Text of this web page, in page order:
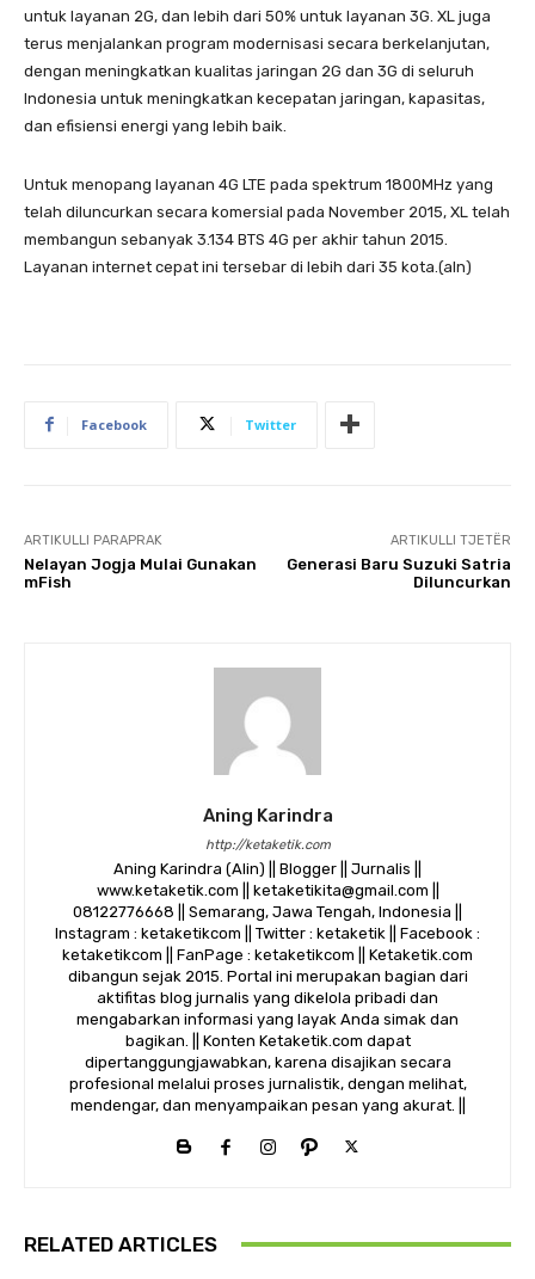
untuk layanan 2G, dan lebih dari 50% untuk layanan 3G. XL juga
terus menjalankan program modernisasi secara berkelanjutan,
dengan meningkatkan kualitas jaringan 2G dan 3G di seluruh
Indonesia untuk meningkatkan kecepatan jaringan, kapasitas,
dan efisiensi energi yang lebih baik.
Untuk menopang layanan 4G LTE pada spektrum 1800MHz yang
telah diluncurkan secara komersial pada November 2015, XL telah
membangun sebanyak 3.134 BTS 4G per akhir tahun 2015.
Layanan internet cepat ini tersebar di lebih dari 35 kota.(aln)
Facebook Twitter
ARTIKULLI PARAPRAK
Nelayan Jogja Mulai Gunakan
mFish
ARTIKULLI TJETËR
Generasi Baru Suzuki Satria
Diluncurkan
Aning Karindra
http://ketaketik.com
Aning Karindra (Alin) || Blogger || Jurnalis ||
www.ketaketik.com || ketaketikita@gmail.com ||
08122776668 || Semarang, Jawa Tengah, Indonesia ||
Instagram : ketaketikcom || Twitter : ketaketik || Facebook :
ketaketikcom || FanPage : ketaketikcom || Ketaketik.com
dibangun sejak 2015. Portal ini merupakan bagian dari
aktifitas blog jurnalis yang dikelola pribadi dan
mengabarkan informasi yang layak Anda simak dan
bagikan. || Konten Ketaketik.com dapat
dipertanggungjawabkan, karena disajikan secara
profesional melalui proses jurnalistik, dengan melihat,
mendengar, dan menyampaikan pesan yang akurat. ||
RELATED ARTICLES